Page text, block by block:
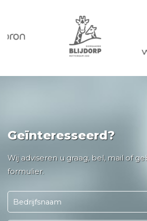
Geïnteresseerd?
Wij adviseren u graag, bel, mail of
formulier.